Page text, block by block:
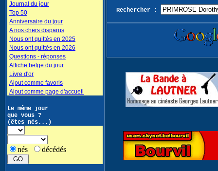
Journal du jour
Top 50
Anniversaire du jour
A nos chers disparus
Nous ont quittés en 2025
Nous ont quittés en 2026
Questions - réponses
Affiche belge du jour
Livre d'or
Ajout comme favoris
Ajout comme page d'accueil
Le même jour
que vous ?
(êtes nés...)
nés décédés
Rechercher :